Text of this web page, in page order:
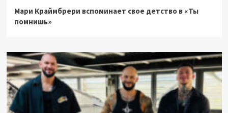
Мари Краймбрери вспоминает свое детство в «Ты
помнишь»